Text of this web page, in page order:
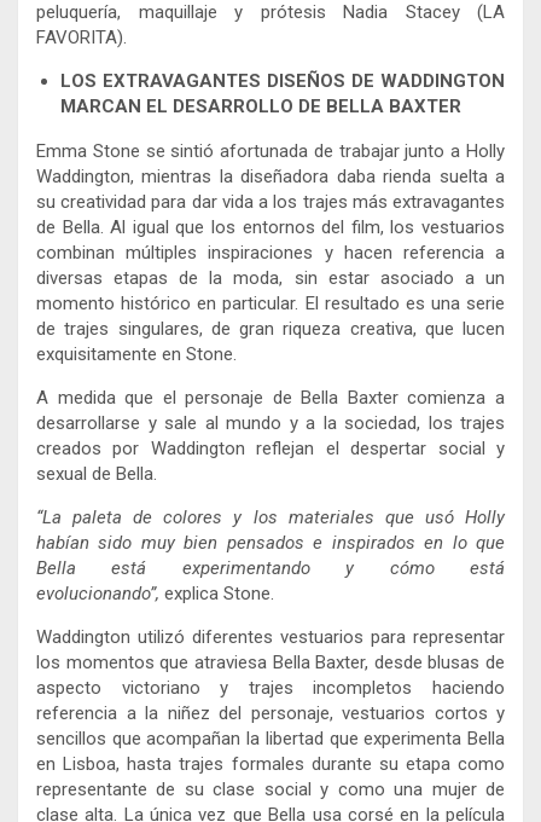
peluquería, maquillaje y prótesis Nadia Stacey (LA
FAVORITA).
LOS EXTRAVAGANTES DISEÑOS DE WADDINGTON
MARCAN EL DESARROLLO DE BELLA BAXTER
Emma Stone se sintió afortunada de trabajar junto a Holly
Waddington, mientras la diseñadora daba rienda suelta a
su creatividad para dar vida a los trajes más extravagantes
de Bella. Al igual que los entornos del film, los vestuarios
combinan múltiples inspiraciones y hacen referencia a
diversas etapas de la moda, sin estar asociado a un
momento histórico en particular. El resultado es una serie
de trajes singulares, de gran riqueza creativa, que lucen
exquisitamente en Stone.
A medida que el personaje de Bella Baxter comienza a
desarrollarse y sale al mundo y a la sociedad, los trajes
creados por Waddington reflejan el despertar social y
sexual de Bella.
“La paleta de colores y los materiales que usó Holly
habían sido muy bien pensados e inspirados en lo que
Bella está experimentando y cómo está
evolucionando”, explica Stone.
Waddington utilizó diferentes vestuarios para representar
los momentos que atraviesa Bella Baxter, desde blusas de
aspecto victoriano y trajes incompletos haciendo
referencia a la niñez del personaje, vestuarios cortos y
sencillos que acompañan la libertad que experimenta Bella
en Lisboa, hasta trajes formales durante su etapa como
representante de su clase social y como una mujer de
clase alta. La única vez que Bella usa corsé en la película